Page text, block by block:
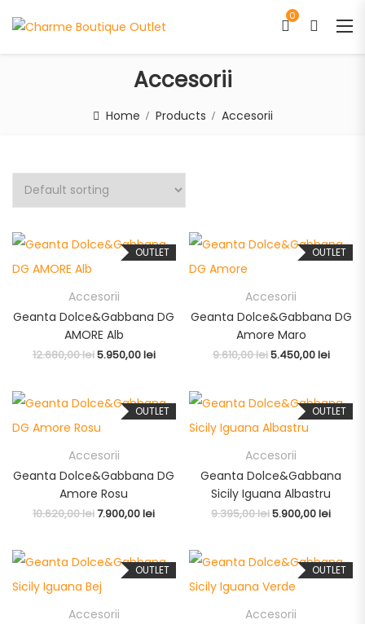
0
Accesorii
Home Products Accesorii
OUTLET
Accesorii
Geanta Dolce&Gabbana DG
AMORE Alb
12.680,00lei5.950,00lei
OUTLET
Accesorii
Geanta Dolce&Gabbana DG
Amore Maro
9.610,00lei5.450,00lei
OUTLET
Accesorii
Geanta Dolce&Gabbana DG
Amore Rosu
10.620,00lei7.900,00lei
OUTLET
Accesorii
Geanta Dolce&Gabbana
Sicily Iguana Albastru
9.395,00lei5.900,00lei
OUTLET
Accesorii
OUTLET
Accesorii